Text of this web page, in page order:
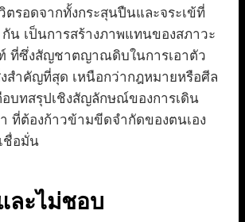
ตรอดจากทั้งกระสุนปืนและจระเข้ที่
น เป็นการสร้างภาพแทนของสภาวะ
ที่ซึ่งสัญชาตญาณดิบในการเอาตัว
สำคัญที่สุด เหนือกว่ากฎหมายหรือศีล
บทสรุปเชิงสัญลักษณ์ของการเดิน
ที่ต้องก้าวข้ามขีดจำกัดของตนเอง
ชื่อมั่น
ละไม่ชอบ